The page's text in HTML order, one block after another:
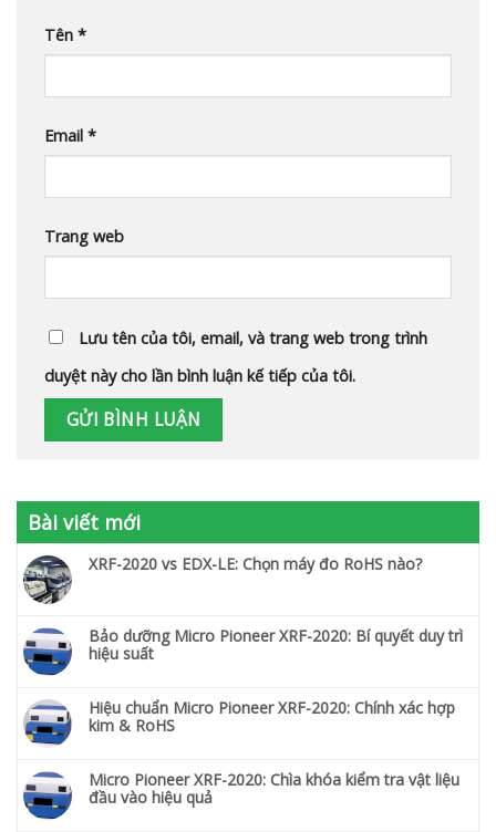
Tên *
Email *
Trang web
Lưu tên của tôi, email, và trang web trong trình
duyệt này cho lần bình luận kế tiếp của tôi.
Bài viết mới
XRF-2020 vs EDX-LE: Chọn máy đo RoHS nào?
Bảo dưỡng Micro Pioneer XRF-2020: Bí quyết duy trì
hiệu suất
Hiệu chuẩn Micro Pioneer XRF-2020: Chính xác hợp
kim & RoHS
Micro Pioneer XRF-2020: Chìa khóa kiểm tra vật liệu
đầu vào hiệu quả